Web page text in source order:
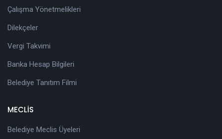
Çalışma Yönetmelikleri
Dilekçeler
Vergi Takvimi
Banka Hesap Bilgileri
Belediye Tanıtım Filmi
MECLİS
Belediye Meclis Üyeleri